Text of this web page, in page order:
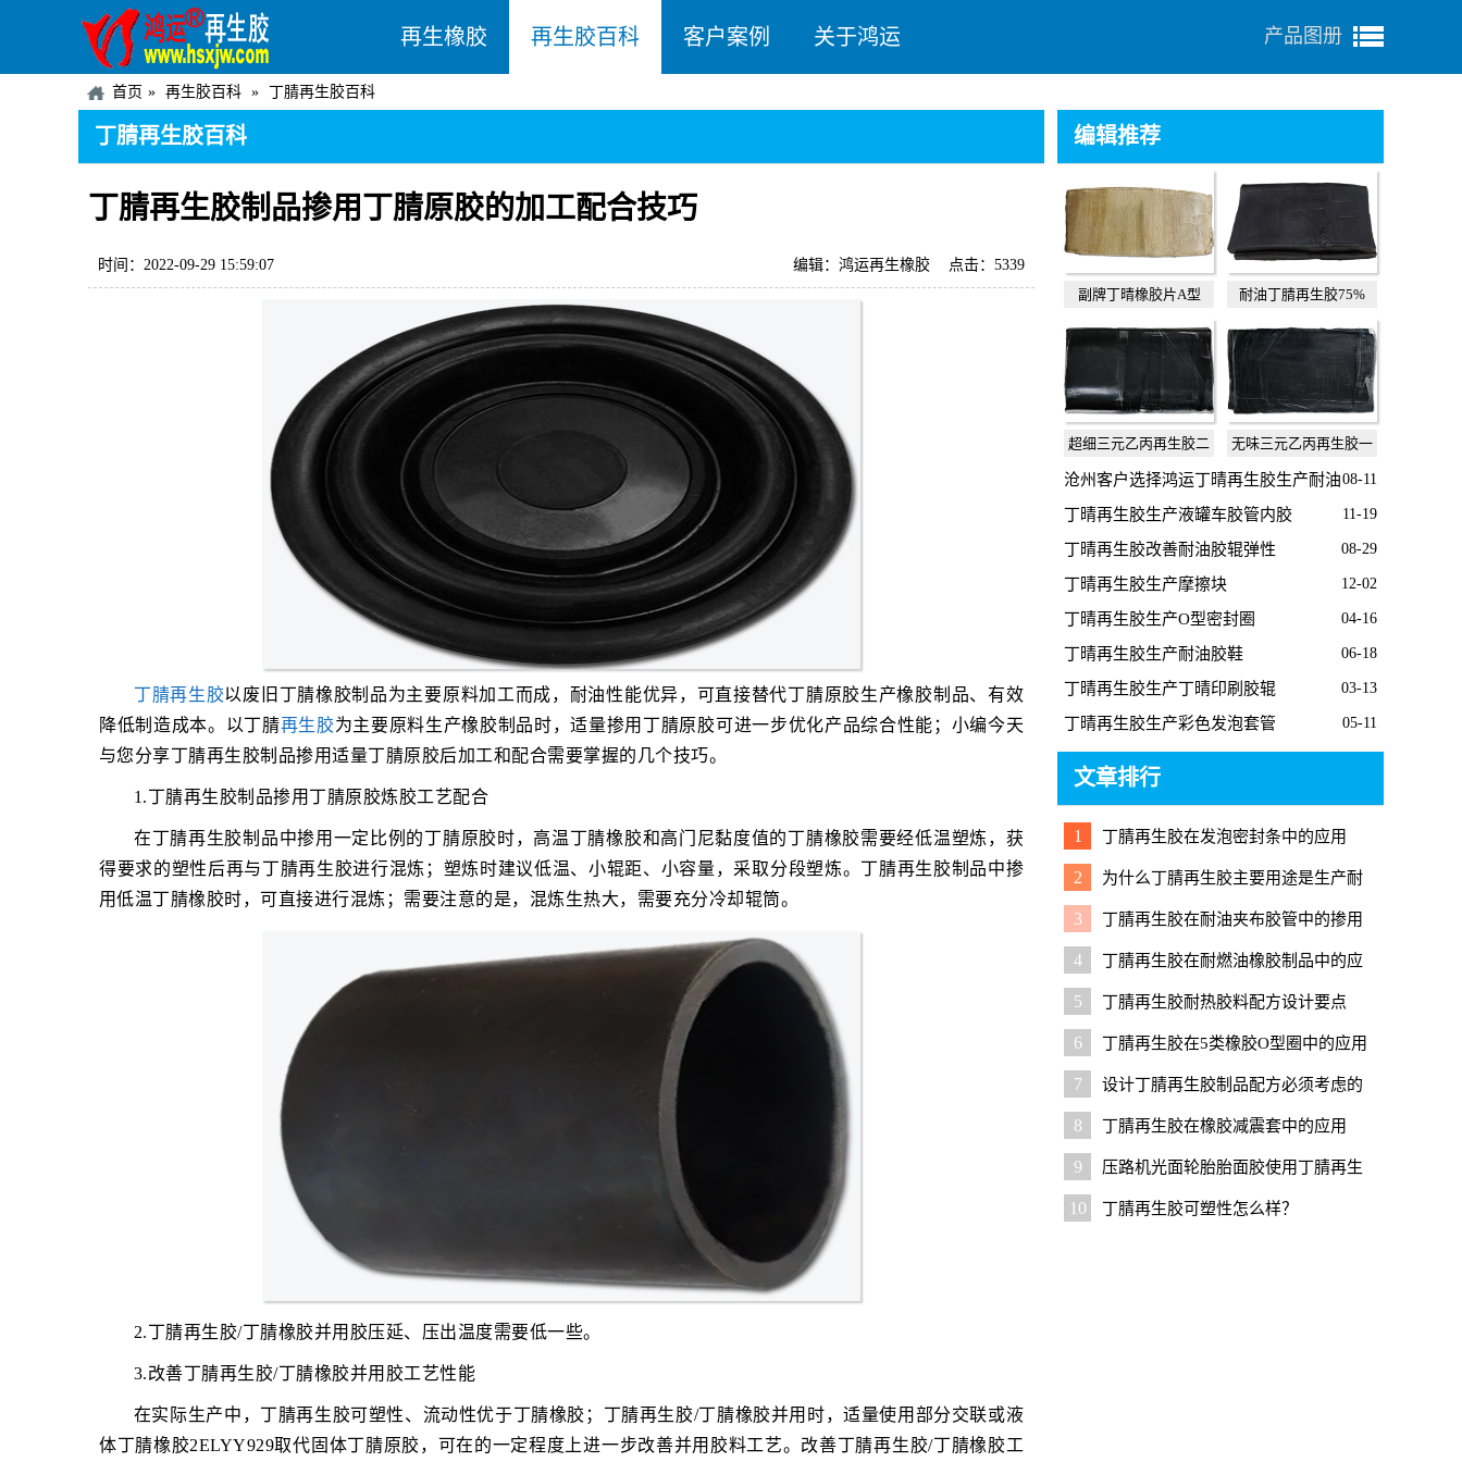
再生橡胶 再生胶百科 客户案例 关于鸿运 产品图册
首页 再生胶百科 丁腈再生胶百科
丁腈再生胶百科
丁腈再生胶制品掺用丁腈原胶的加工配合技巧
时间：2022-09-29 15:59:07 点击：5339
编辑：鸿运再生橡胶
丁腈再生胶以废旧丁腈橡胶制品为主要原料加工而成，耐油性能优异，可直接替代丁腈原胶生产橡胶制品、有效
降低制造成本。以丁腈再生胶为主要原料生产橡胶制品时，适量掺用丁腈原胶可进一步优化产品综合性能；小编今天
与您分享丁腈再生胶制品掺用适量丁腈原胶后加工和配合需要掌握的几个技巧。
1.丁腈再生胶制品掺用丁腈原胶炼胶工艺配合
在丁腈再生胶制品中掺用一定比例的丁腈原胶时，高温丁腈橡胶和高门尼黏度值的丁腈橡胶需要经低温塑炼，获
得要求的塑性后再与丁腈再生胶进行混炼；塑炼时建议低温、小辊距、小容量，采取分段塑炼。丁腈再生胶制品中掺
用低温丁腈橡胶时，可直接进行混炼；需要注意的是，混炼生热大，需要充分冷却辊筒。
2.丁腈再生胶/丁腈橡胶并用胶压延、压出温度需要低一些。
3.改善丁腈再生胶/丁腈橡胶并用胶工艺性能
在实际生产中，丁腈再生胶可塑性、流动性优于丁腈橡胶；丁腈再生胶/丁腈橡胶并用时，适量使用部分交联或液
体丁腈橡胶2ELYY929取代固体丁腈原胶，可在的一定程度上进一步改善并用胶料工艺。改善丁腈再生胶/丁腈橡胶工
编辑推荐
副牌丁晴橡胶片A型 耐油丁腈再生胶75%
超细三元乙丙再生胶二
级
无味三元乙丙再生胶一
级
08-11
沧州客户选择鸿运丁晴再生胶生产耐油
胶板的经过
11-19
丁晴再生胶生产液罐车胶管内胶
08-29
丁晴再生胶改善耐油胶辊弹性
12-02
丁晴再生胶生产摩擦块
04-16
丁晴再生胶生产O型密封圈
06-18
丁晴再生胶生产耐油胶鞋
03-13
丁晴再生胶生产丁晴印刷胶辊
05-11
丁晴再生胶生产彩色发泡套管
文章排行
1 丁腈再生胶在发泡密封条中的应用
2
为什么丁腈再生胶主要用途是生产耐
油橡胶制品？
3
丁腈再生胶在耐油夹布胶管中的掺用
技巧
4
丁腈再生胶在耐燃油橡胶制品中的应
用技巧
5 丁腈再生胶耐热胶料配方设计要点
6 丁腈再生胶在5类橡胶O型圈中的应用
7
设计丁腈再生胶制品配方必须考虑的
几个问题
8 丁腈再生胶在橡胶减震套中的应用
9
压路机光面轮胎胎面胶使用丁腈再生
胶的优势与技巧
10 丁腈再生胶可塑性怎么样？